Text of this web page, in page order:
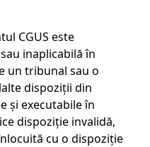
CGUS este
inaplicabilă în
un tribunal sau o
dispoziții din
și executabile în
dispoziție invalidă,
cu o dispoziție